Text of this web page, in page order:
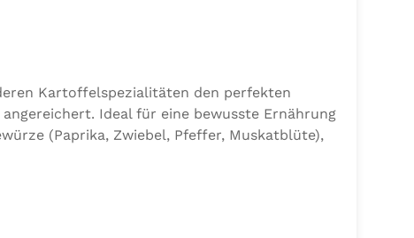
Kartoffelspezialitäten den perfekten
Ideal für eine bewusste Ernährung
(Paprika, Zwiebel, Pfeffer, Muskatblüte),